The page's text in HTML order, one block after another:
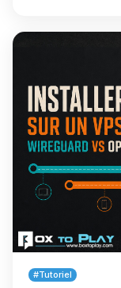
#Tutoriel